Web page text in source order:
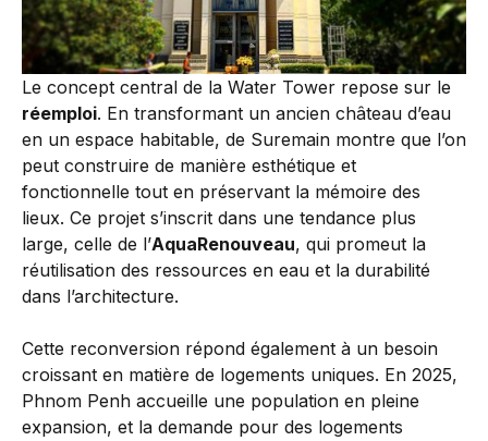
Le concept central de la Water Tower repose sur le
réemploi. En transformant un ancien château d’eau
en un espace habitable, de Suremain montre que l’on
peut construire de manière esthétique et
fonctionnelle tout en préservant la mémoire des
lieux. Ce projet s’inscrit dans une tendance plus
large, celle de l’AquaRenouveau, qui promeut la
réutilisation des ressources en eau et la durabilité
dans l’architecture.
Cette reconversion répond également à un besoin
croissant en matière de logements uniques. En 2025,
Phnom Penh accueille une population en pleine
expansion, et la demande pour des logements